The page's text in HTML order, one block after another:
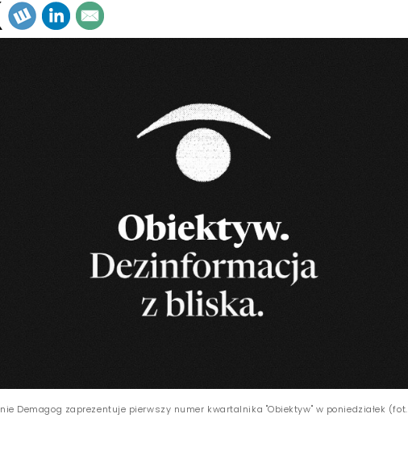
Demagog zaprezentuje pierwszy numer kwartalnika "Obiektyw" w poniedziałek (fot.